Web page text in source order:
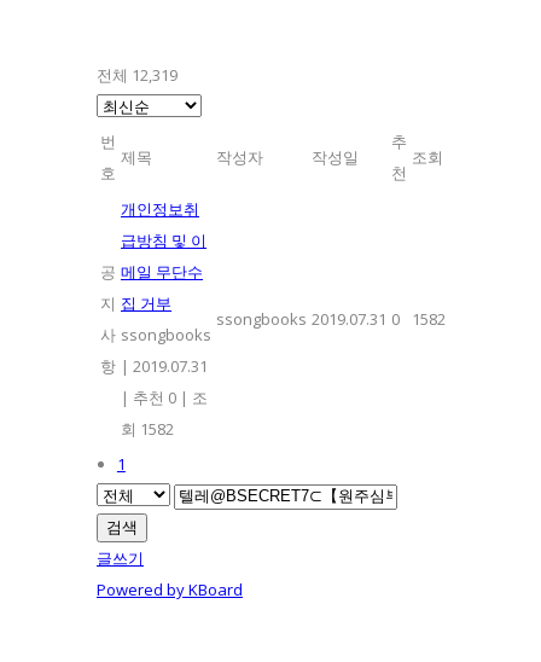
전체 12,319
번
호
제목 작성자 작성일
추
천
조회
공
지
사
항
개인정보취
급방침 및 이
메일 무단수
집 거부
ssongbooks
| 2019.07.31
| 추천 0 | 조
회 1582
ssongbooks 2019.07.31 0 1582
1
검색
글쓰기
Powered by KBoard